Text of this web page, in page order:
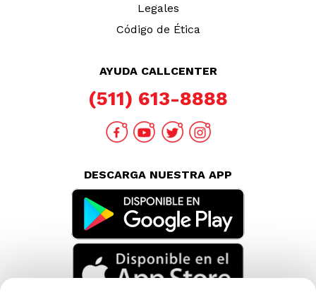
Legales
Código de Ética
AYUDA CALLCENTER
(511) 613-8888
DESCARGA NUESTRA APP